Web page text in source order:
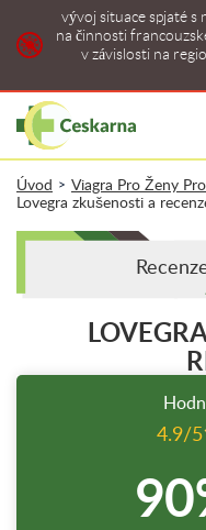
vývoj situace spjaté s
na činnosti
v závislosti na
Úvod > Viagra Pro Ženy
Lovegra zkušenosti a
4.9/5